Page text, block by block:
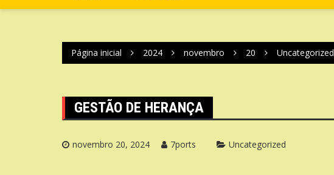
Página inicial 2024 novembro 20 Uncategorized
GESTÃO DE HERANÇA
novembro 20, 2024 7ports Uncategorized